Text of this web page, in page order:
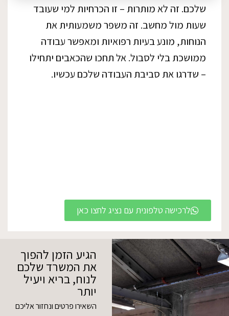
שלכם. זה לא מותרות – זו הכרחיות למי שעובד
שעות מול מחשב. זה משפר משמעותית את
הנוחות, מונע בעיות רפואיות ומאפשר עבודה
ממושכת בלי לסבול. אל תחכו שהכאבים יתחילו
– שדרגו את סביבת העבודה שלכם עכשיו.
לרכישה טלפונית עם נציג לחצו כאן
הגיע הזמן להפוך
את המשרד שלכם
לנוח, בריא ויעיל
יותר
השאירו פרטים ונחזור אליכם